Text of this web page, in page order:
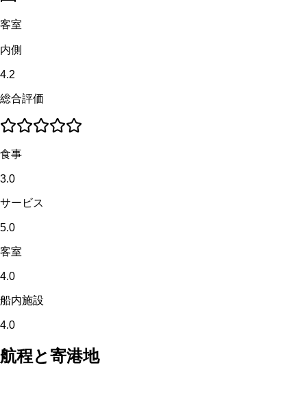
客室
内側
4.2
総合評価
食事
3.0
サービス
5.0
客室
4.0
船内施設
4.0
航程と寄港地